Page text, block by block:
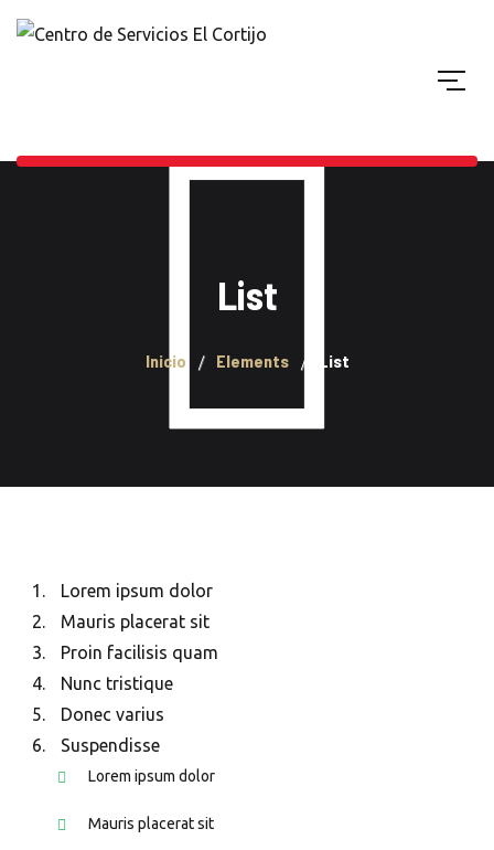
List
Inicio Elements List
Lorem ipsum dolor
Mauris placerat sit
Proin facilisis quam
Nunc tristique
Donec varius
Suspendisse
Lorem ipsum dolor
Mauris placerat sit